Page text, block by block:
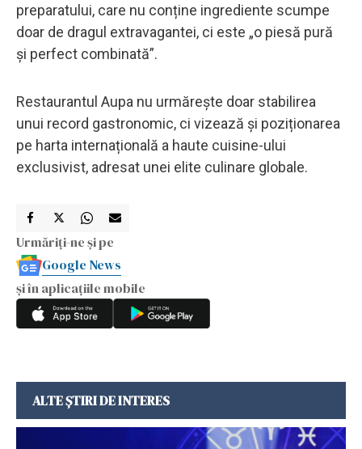
preparatului, care nu conține ingrediente scumpe
doar de dragul extravagantei, ci este „o piesă pură
și perfect combinată”.
Restaurantul Aupa nu urmărește doar stabilirea
unui record gastronomic, ci vizează și poziționarea
pe harta internațională a haute cuisine-ului
exclusivist, adresat unei elite culinare globale.
Urmăriți-ne și pe
Google News
și în aplicațiile mobile
ALTE ȘTIRI DE INTERES